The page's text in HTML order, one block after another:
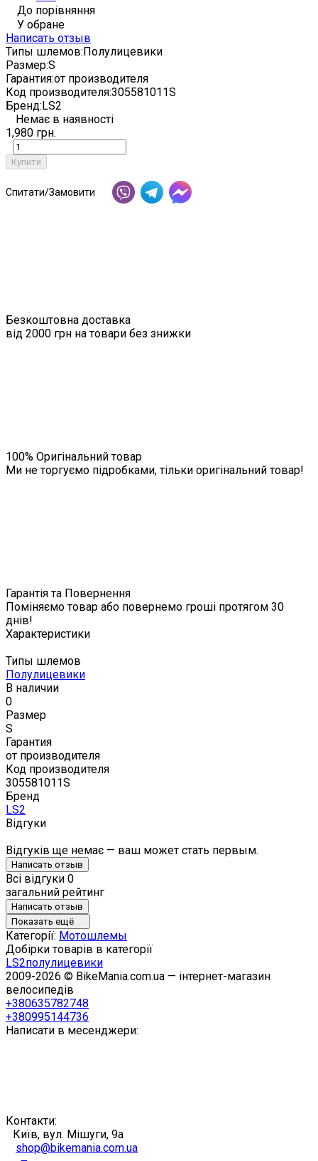
До порівняння
У обране
Написать отзыв
Типы шлемов:Полулицевики
Размер:S
Гарантия:от производителя
Код производителя:305581011S
Бренд:LS2
Немає в наявності
1,980 грн.
Купити
Спитати/Замовити
Безкоштовна доставка
від 2000 грн на товари без знижки
100% Оригінальний товар
Ми не торгуємо підробками, тільки оригінальний товар!
Гарантія та Повернення
Поміняємо товар або повернемо гроші протягом 30
днів!
Характеристики
Типы шлемов
Полулицевики
В наличии
0
Размер
S
Гарантия
от производителя
Код производителя
305581011S
Бренд
LS2
Відгуки
Відгуків ще немає — ваш может стать первым.
Написать отзыв
Всі відгуки 0
загальний рейтинг
Написать отзыв
Показать ещё
Категорії: Мотошлемы
Добірки товарів в категорії
LS2полулицевики
2009-2026 © BikeMania.com.ua — інтернет-магазин
велосипедів
+380635782748
+380995144736
Написати в месенджери:
Контакти:
Київ, вул. Мішуги, 9а
shop@bikemania.com.ua